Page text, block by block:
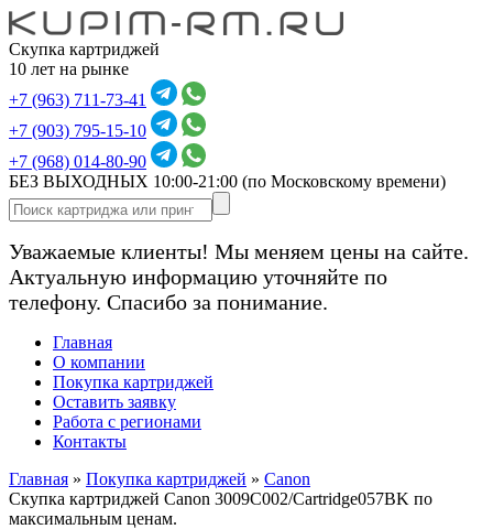
Скупка картриджей
10 лет на рынке
+7 (963) 711-73-41
+7 (903) 795-15-10
+7 (968) 014-80-90
БЕЗ ВЫХОДНЫХ 10:00-21:00 (по Московскому времени)
Уважаемые клиенты! Мы меняем цены на сайте.
Актуальную информацию уточняйте по
телефону. Спасибо за понимание.
Главная
О компании
Покупка картриджей
Оставить заявку
Работа с регионами
Контакты
Главная » Покупка картриджей » Canon
Скупка картриджей Canon 3009C002/Cartridge057BK по
максимальным ценам.